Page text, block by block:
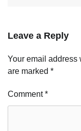
Leave a Reply
Your email address
are marked *
Comment*